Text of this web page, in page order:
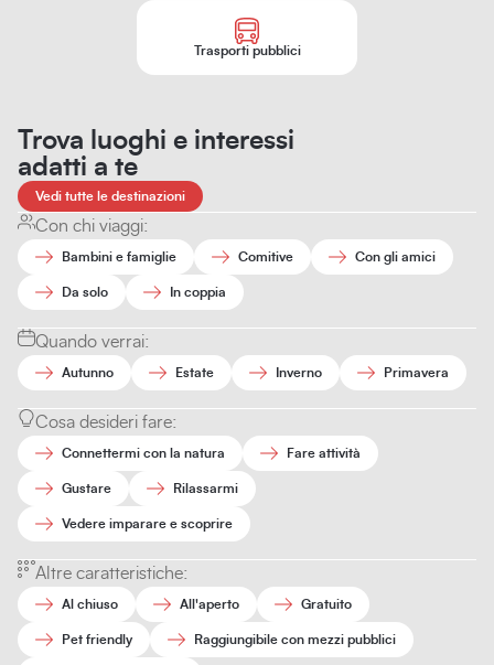
Trasporti pubblici
Trova luoghi e interessi
adatti a te
Vedi tutte le destinazioni
Con chi viaggi:
Bambini e famiglie Comitive Con gli amici
Da solo In coppia
Quando verrai:
Autunno Estate Inverno Primavera
Cosa desideri fare:
Connettermi con la natura Fare attività
Gustare Rilassarmi
Vedere imparare e scoprire
Altre caratteristiche:
Al chiuso All'aperto Gratuito
Pet friendly Raggiungibile con mezzi pubblici